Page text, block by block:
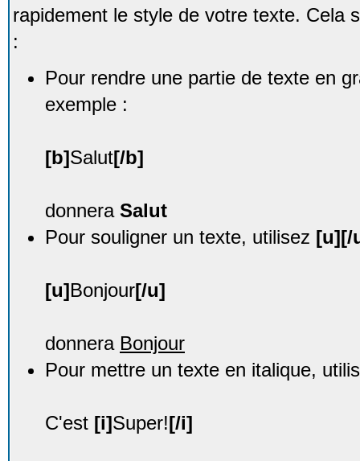
rapidement le style de votre texte. Cela
:
Pour rendre une partie de texte en
exemple :
[b]Salut[/b]
donnera Salut
Pour souligner un texte, utilisez [u][/
[u]Bonjour[/u]
donnera Bonjour
Pour mettre un texte en italique,
C'est [i]Super![/i]